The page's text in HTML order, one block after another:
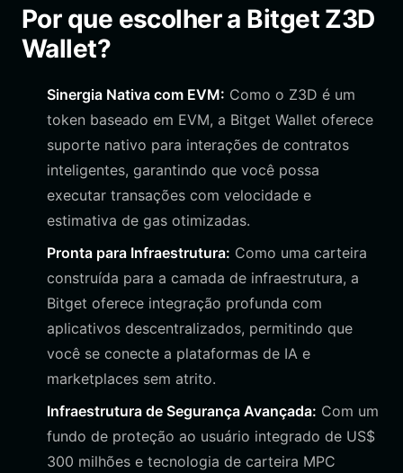
Por que escolher a Bitget Z3D
Wallet?
Sinergia Nativa com EVM: Como o Z3D é um
token baseado em EVM, a Bitget Wallet oferece
suporte nativo para interações de contratos
inteligentes, garantindo que você possa
executar transações com velocidade e
estimativa de gas otimizadas.
Pronta para Infraestrutura: Como uma carteira
construída para a camada de infraestrutura, a
Bitget oferece integração profunda com
aplicativos descentralizados, permitindo que
você se conecte a plataformas de IA e
marketplaces sem atrito.
Infraestrutura de Segurança Avançada: Com um
fundo de proteção ao usuário integrado de US$
300 milhões e tecnologia de carteira MPC